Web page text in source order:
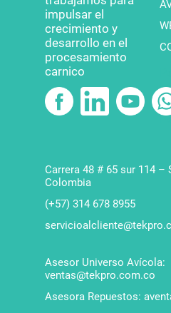
impulsar el
crecimiento y
desarrollo en el
procesamiento
carnico
Carrera 48 # 65 sur 114 –
Colombia
(+57) 314 678 8955
Asesor Universo Avícola:
ventas@tekpro.com.co
Asesora Repuestos: